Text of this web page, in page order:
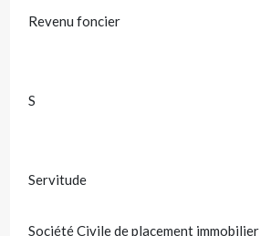
Revenu foncier
S
Servitude
Société Civile de placement immobilier